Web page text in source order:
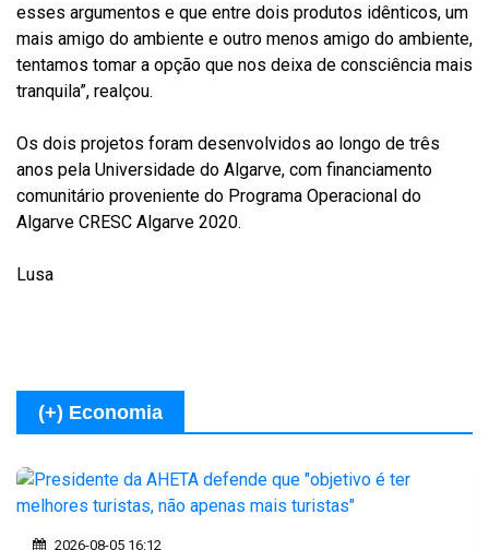
esses argumentos e que entre dois produtos idênticos, um
mais amigo do ambiente e outro menos amigo do ambiente,
tentamos tomar a opção que nos deixa de consciência mais
tranquila”, realçou.
Os dois projetos foram desenvolvidos ao longo de três
anos pela Universidade do Algarve, com financiamento
comunitário proveniente do Programa Operacional do
Algarve CRESC Algarve 2020.
Lusa
(+) Economia
2026-08-05 16:12